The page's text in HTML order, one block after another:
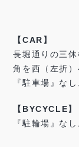
【CAR】
長堀通りの三
角を西（左折）
『駐車場』な
【BYCYCLE】
『駐輪場』なし